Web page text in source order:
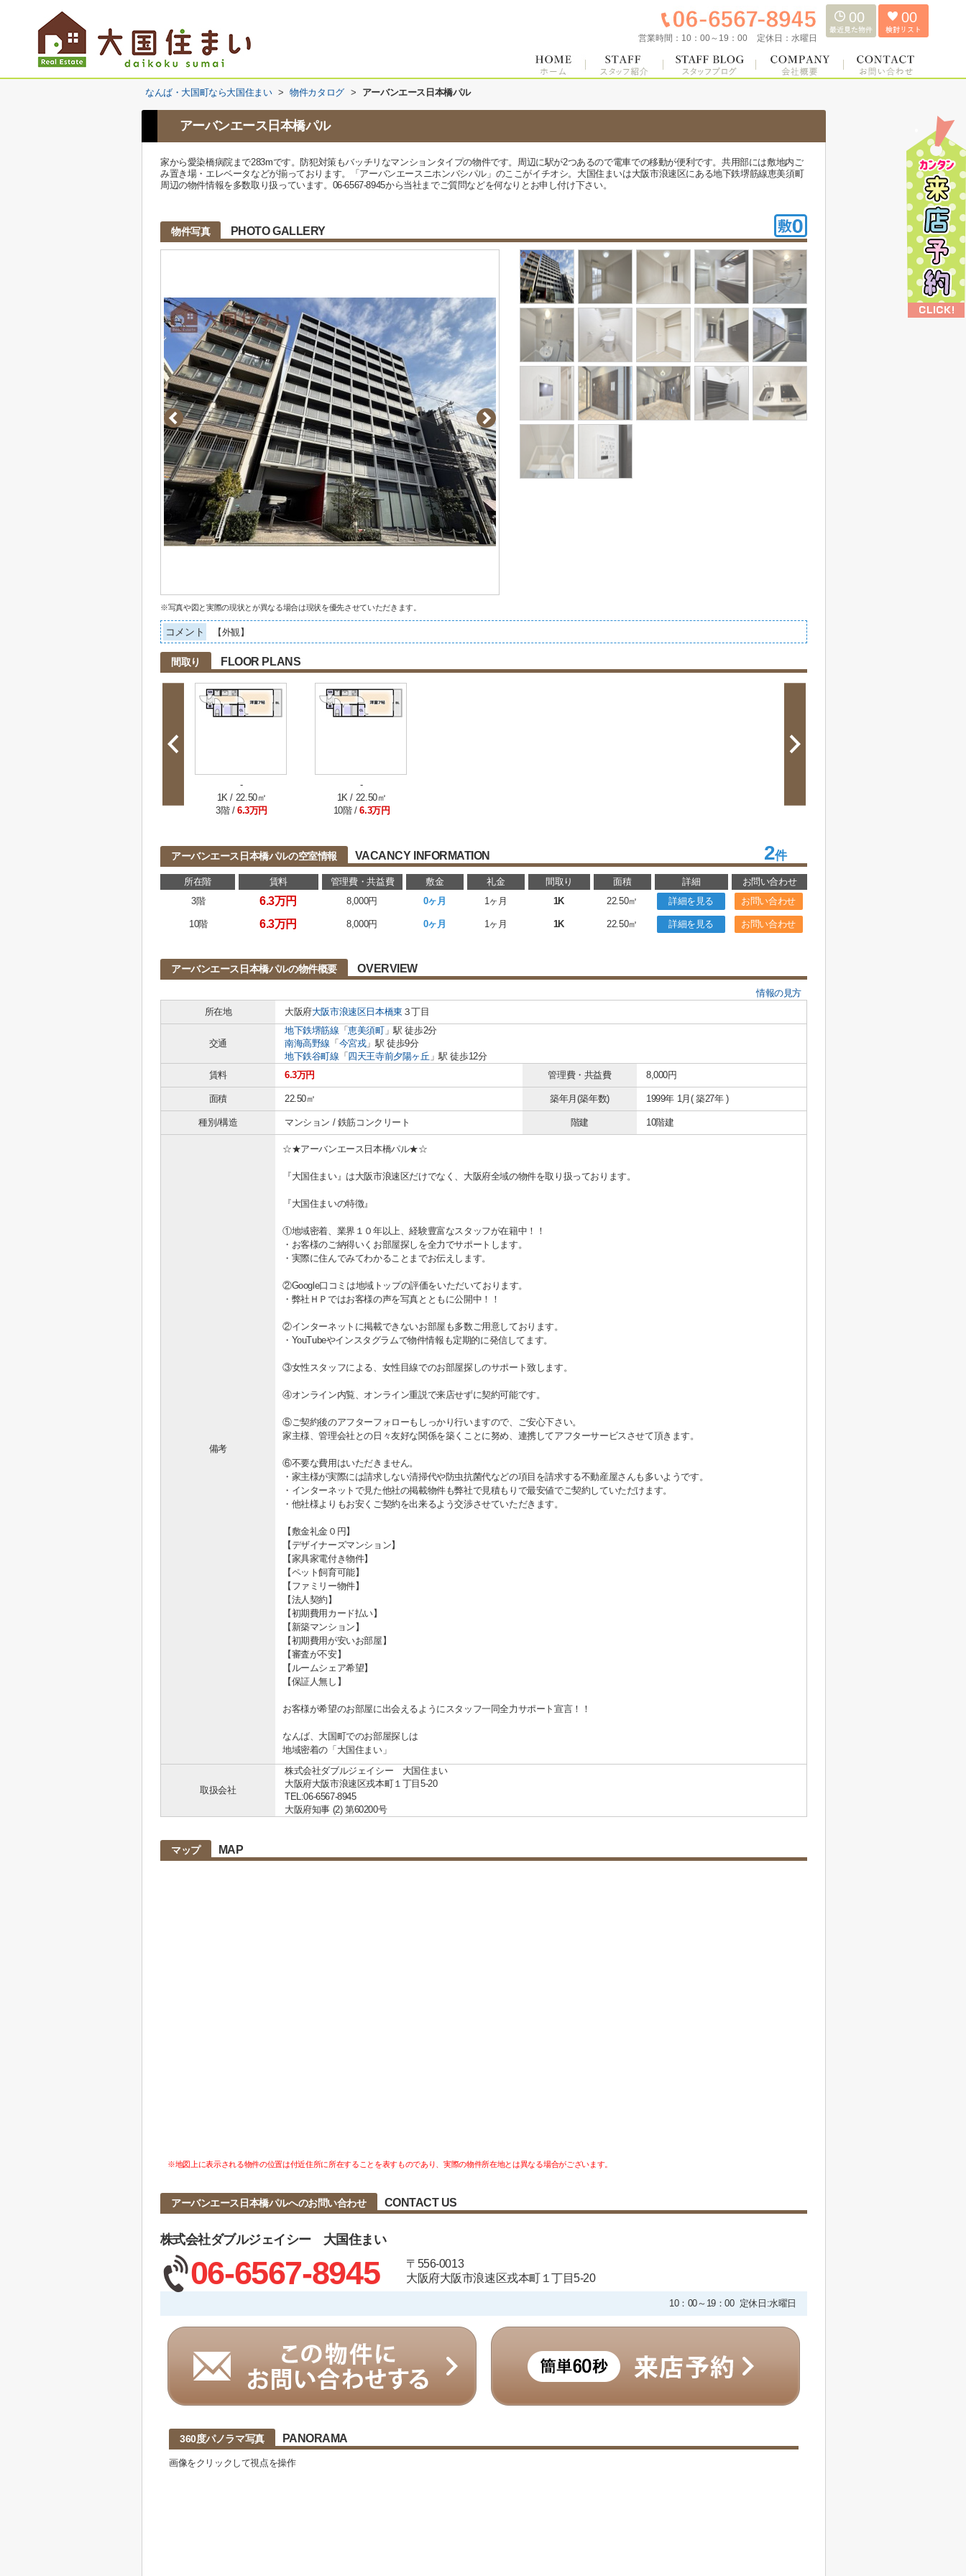
営業時間： 10：00～19：00 定休日： 水曜日
00 00
なんば・大国町なら大国住まい > 物件カタログ > アーバンエース日本橋パル
アーバンエース日本橋パル
家から愛染橋病院まで283mです。防犯対策もバッチリなマンションタイプの物件です。周辺に駅が2つあるので電車での移動が便利です。共用部には敷地内ご
み置き場・エレベータなどが揃っております。「アーバンエースニホンバシパル」のここがイチオシ。大国住まいは大阪市浪速区にある地下鉄堺筋線恵美須町
周辺の物件情報を多数取り扱っています。06-6567-8945から当社までご質問などを何なりとお申し付け下さい。
物件写真 PHOTO GALLERY
※写真や図と実際の現状とが異なる場合は現状を優先させていただきます。
コメント 【外観】
間取り FLOOR PLANS
-
1K / 22.50㎡
3階 / 6.3万円
-
1K / 22.50㎡
10階 /6.3万円
アーバンエース日本橋パルの空室情報 VACANCY INFORMATION 2件
所在階 賃料 管理費・共益費 敷金 礼金 間取り 面積 詳細
お問い合わせ
3階
6.3万円 8,000円 0ヶ月 1ヶ月 1K 22.50㎡ 詳細を見る お問い合わせ
10階 6.3万円 8,000円 0ヶ月 1ヶ月 1K 22.50㎡ 詳細を見る お問い合わせ
アーバンエース日本橋パルの物件概要 OVERVIEW
情報の見方
所在地
大阪府大阪市浪速区日本橋東 ３丁目
交通
地下鉄堺筋線 「恵美須町」駅 徒歩2分
南海高野線 「 今宮戎」駅 徒歩9分
地下鉄谷町線 「 四天王寺前夕陽ヶ丘 」駅 徒歩12分
賃料
6.3万円 管理費・共益費 8,000円
面積 22.50㎡ 築年月(築年数) 1999年 1月( 築27年 )
種別/構造 マンション / 鉄筋コンクリート 階建 10階建
備考
☆★アーバンエース日本橋パル★☆
『大国住まい』は大阪市浪速区だけでなく、大阪府全域の物件を取り扱っております。
『大国住まいの特徴』
①地域密着、業界１０年以上、経験豊富なスタッフが在籍中！！
・お客様のご納得いくお部屋探しを全力でサポートします。
・実際に住んでみてわかることまでお伝えします。
②Google口コミは地域トップの評価をいただいております。
・弊社ＨＰではお客様の声を写真とともに公開中！！
②インターネットに掲載できないお部屋も多数ご用意しております。
・YouTubeやインスタグラムで物件情報も定期的に発信してます。
③女性スタッフによる、女性目線でのお部屋探しのサポート致します。
④オンライン内覧、オンライン重説で来店せずに契約可能です。
⑤ご契約後のアフターフォローもしっかり行いますので、ご安心下さい。
家主様、管理会社との日々友好な関係を築くことに努め、連携してアフターサービスさせて頂きます。
⑥不要な費用はいただきません。
・家主様が実際には請求しない清掃代や防虫抗菌代などの項目を請求する不動産屋さんも多いようです。
・インターネットで見た他社の掲載物件も弊社で見積もりで最安値でご契約していただけます。
・他社様よりもお安くご契約を出来るよう交渉させていただきます。
【敷金礼金０円】
【デザイナーズマンション】
【家具家電付き物件】
【ペット飼育可能】
【ファミリー物件】
【法人契約】
【初期費用カード払い】
【新築マンション】
【初期費用が安いお部屋】
【審査が不安】
【ルームシェア希望】
【保証人無し】
お客様が希望のお部屋に出会えるようにスタッフ一同全力サポート宣言！！
なんば、大国町でのお部屋探しは
地域密着の「大国住まい」
取扱会社
株式会社ダブルジェイシー 大国住まい
大阪府大阪市浪速区戎本町１丁目5-20
TEL:06-6567-8945
大阪府知事 (2) 第60200号
マップ MAP
※地図上に表示される物件の位置は付近住所に所在することを表すものであり、実際の物件所在地とは異なる場合がございます。
アーバンエース日本橋パルへのお問い合わせ CONTACT US
株式会社ダブルジェイシー 大国住まい
06-6567-8945
〒556-0013
大阪府大阪市浪速区戎本町１丁目5-20
10：00～19：00 定休日:水曜日
360度パノラマ写真 PANORAMA
画像をクリックして視点を操作